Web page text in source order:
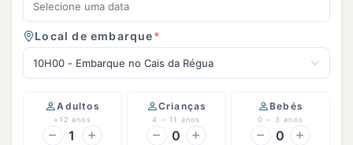
Local de embarque*
10H00 - Embarque no Cais da Régua
Adultos
+12 anos
1
Crianças
4 – 11 anos
0
Bebés
0 – 3 anos
0